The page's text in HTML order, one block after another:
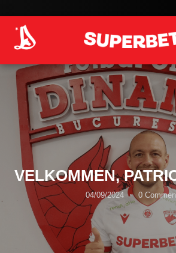
VELKOMMEN,
04/09/2024 0